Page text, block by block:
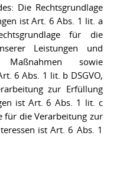
Die Rechtsgrundlage
ist Art. 6 Abs. 1 lit. a
für die
Leistungen und
Maßnahmen sowie
6 Abs. 1 lit. b DSGVO,
zur Erfüllung
ist Art. 6 Abs. 1 lit. c
für die Verarbeitung zur
ist Art. 6 Abs. 1